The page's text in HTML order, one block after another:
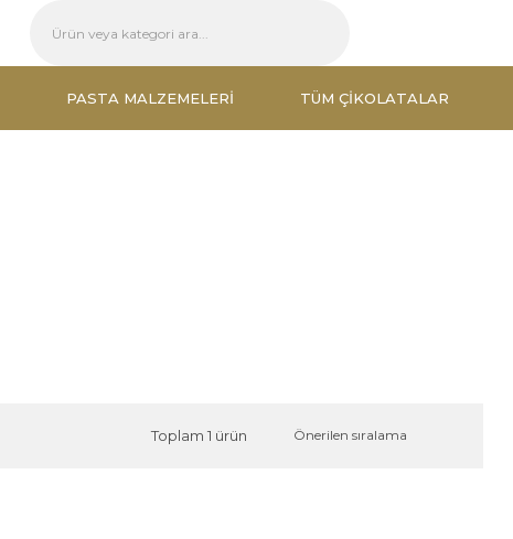
PASTA MALZEMELERI TÜM ÇIKOLATALAR
Toplam 1 ürün